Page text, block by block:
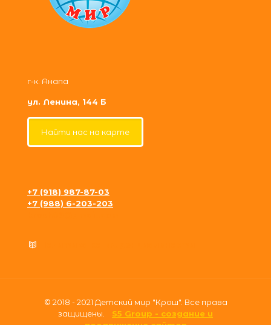
г-к. Анапа
ул. Ленина, 144 Б
Найти нас на карте
+7 (918) 987-87-03
+7 (988) 6-203-203
© 2018 - 2021 Детский мир "Крош". Все права
защищены. S5 Group - создание и